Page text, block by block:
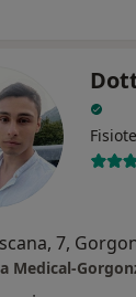
7,
Medical-